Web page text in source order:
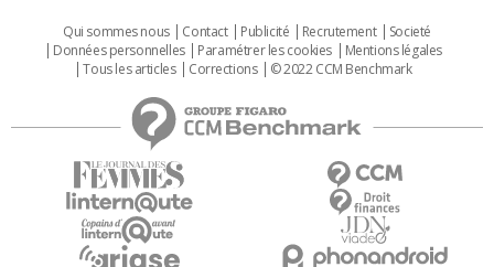
Qui sommes nous Contact Publicité Recrutement
Societé
Données personnelles
Paramétrer les cookies
Mentions légales
Tous les articles
Corrections © 2022 CCM Benchmark